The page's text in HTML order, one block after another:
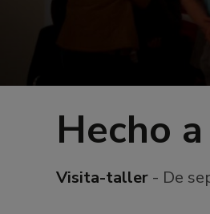
Hecho
Visita-taller - De